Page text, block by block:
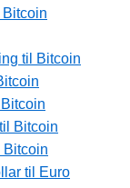
Bitcoin
til Bitcoin
Bitcoin
Bitcoin
til Euro